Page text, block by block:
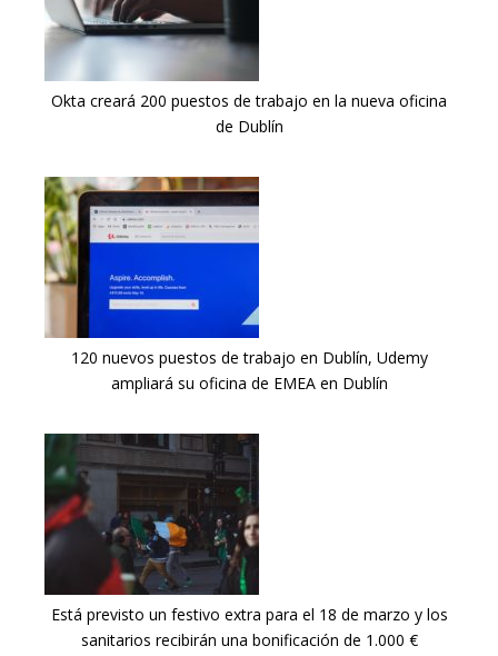
Okta creará 200 puestos de trabajo en la nueva oficina
de Dublín
120 nuevos puestos de trabajo en Dublín, Udemy
ampliará su oficina de EMEA en Dublín
Está previsto un festivo extra para el 18 de marzo y los
sanitarios recibirán una bonificación de 1.000 €